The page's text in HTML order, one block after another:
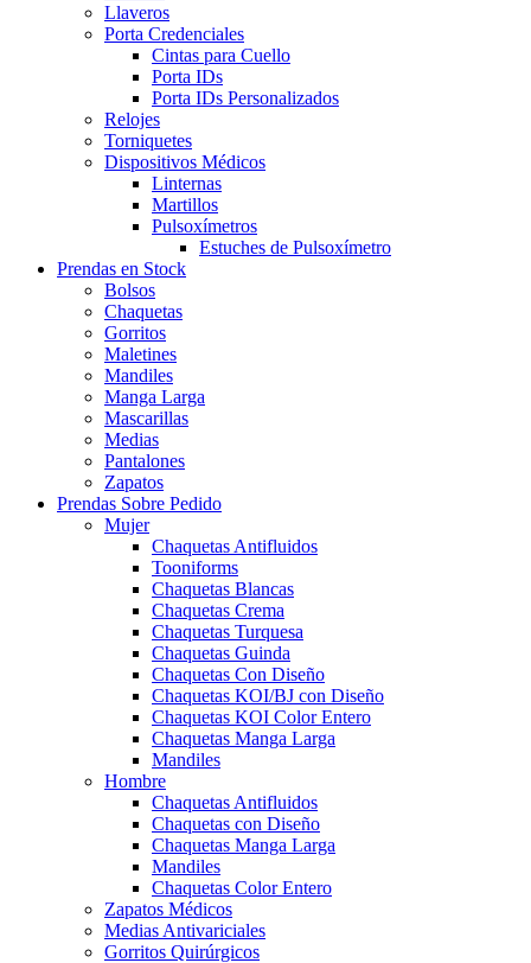
Llaveros
Porta Credenciales
Cintas para Cuello
Porta IDs
Porta IDs Personalizados
Relojes
Torniquetes
Dispositivos Médicos
Linternas
Martillos
Pulsoxímetros
Estuches de Pulsoxímetro
Prendas en Stock
Bolsos
Chaquetas
Gorritos
Maletines
Mandiles
Manga Larga
Mascarillas
Medias
Pantalones
Zapatos
Prendas Sobre Pedido
Mujer
Chaquetas Antifluidos
Tooniforms
Chaquetas Blancas
Chaquetas Crema
Chaquetas Turquesa
Chaquetas Guinda
Chaquetas Con Diseño
Chaquetas KOI/BJ con Diseño
Chaquetas KOI Color Entero
Chaquetas Manga Larga
Mandiles
Hombre
Chaquetas Antifluidos
Chaquetas con Diseño
Chaquetas Manga Larga
Mandiles
Chaquetas Color Entero
Zapatos Médicos
Medias Antivariciales
Gorritos Quirúrgicos